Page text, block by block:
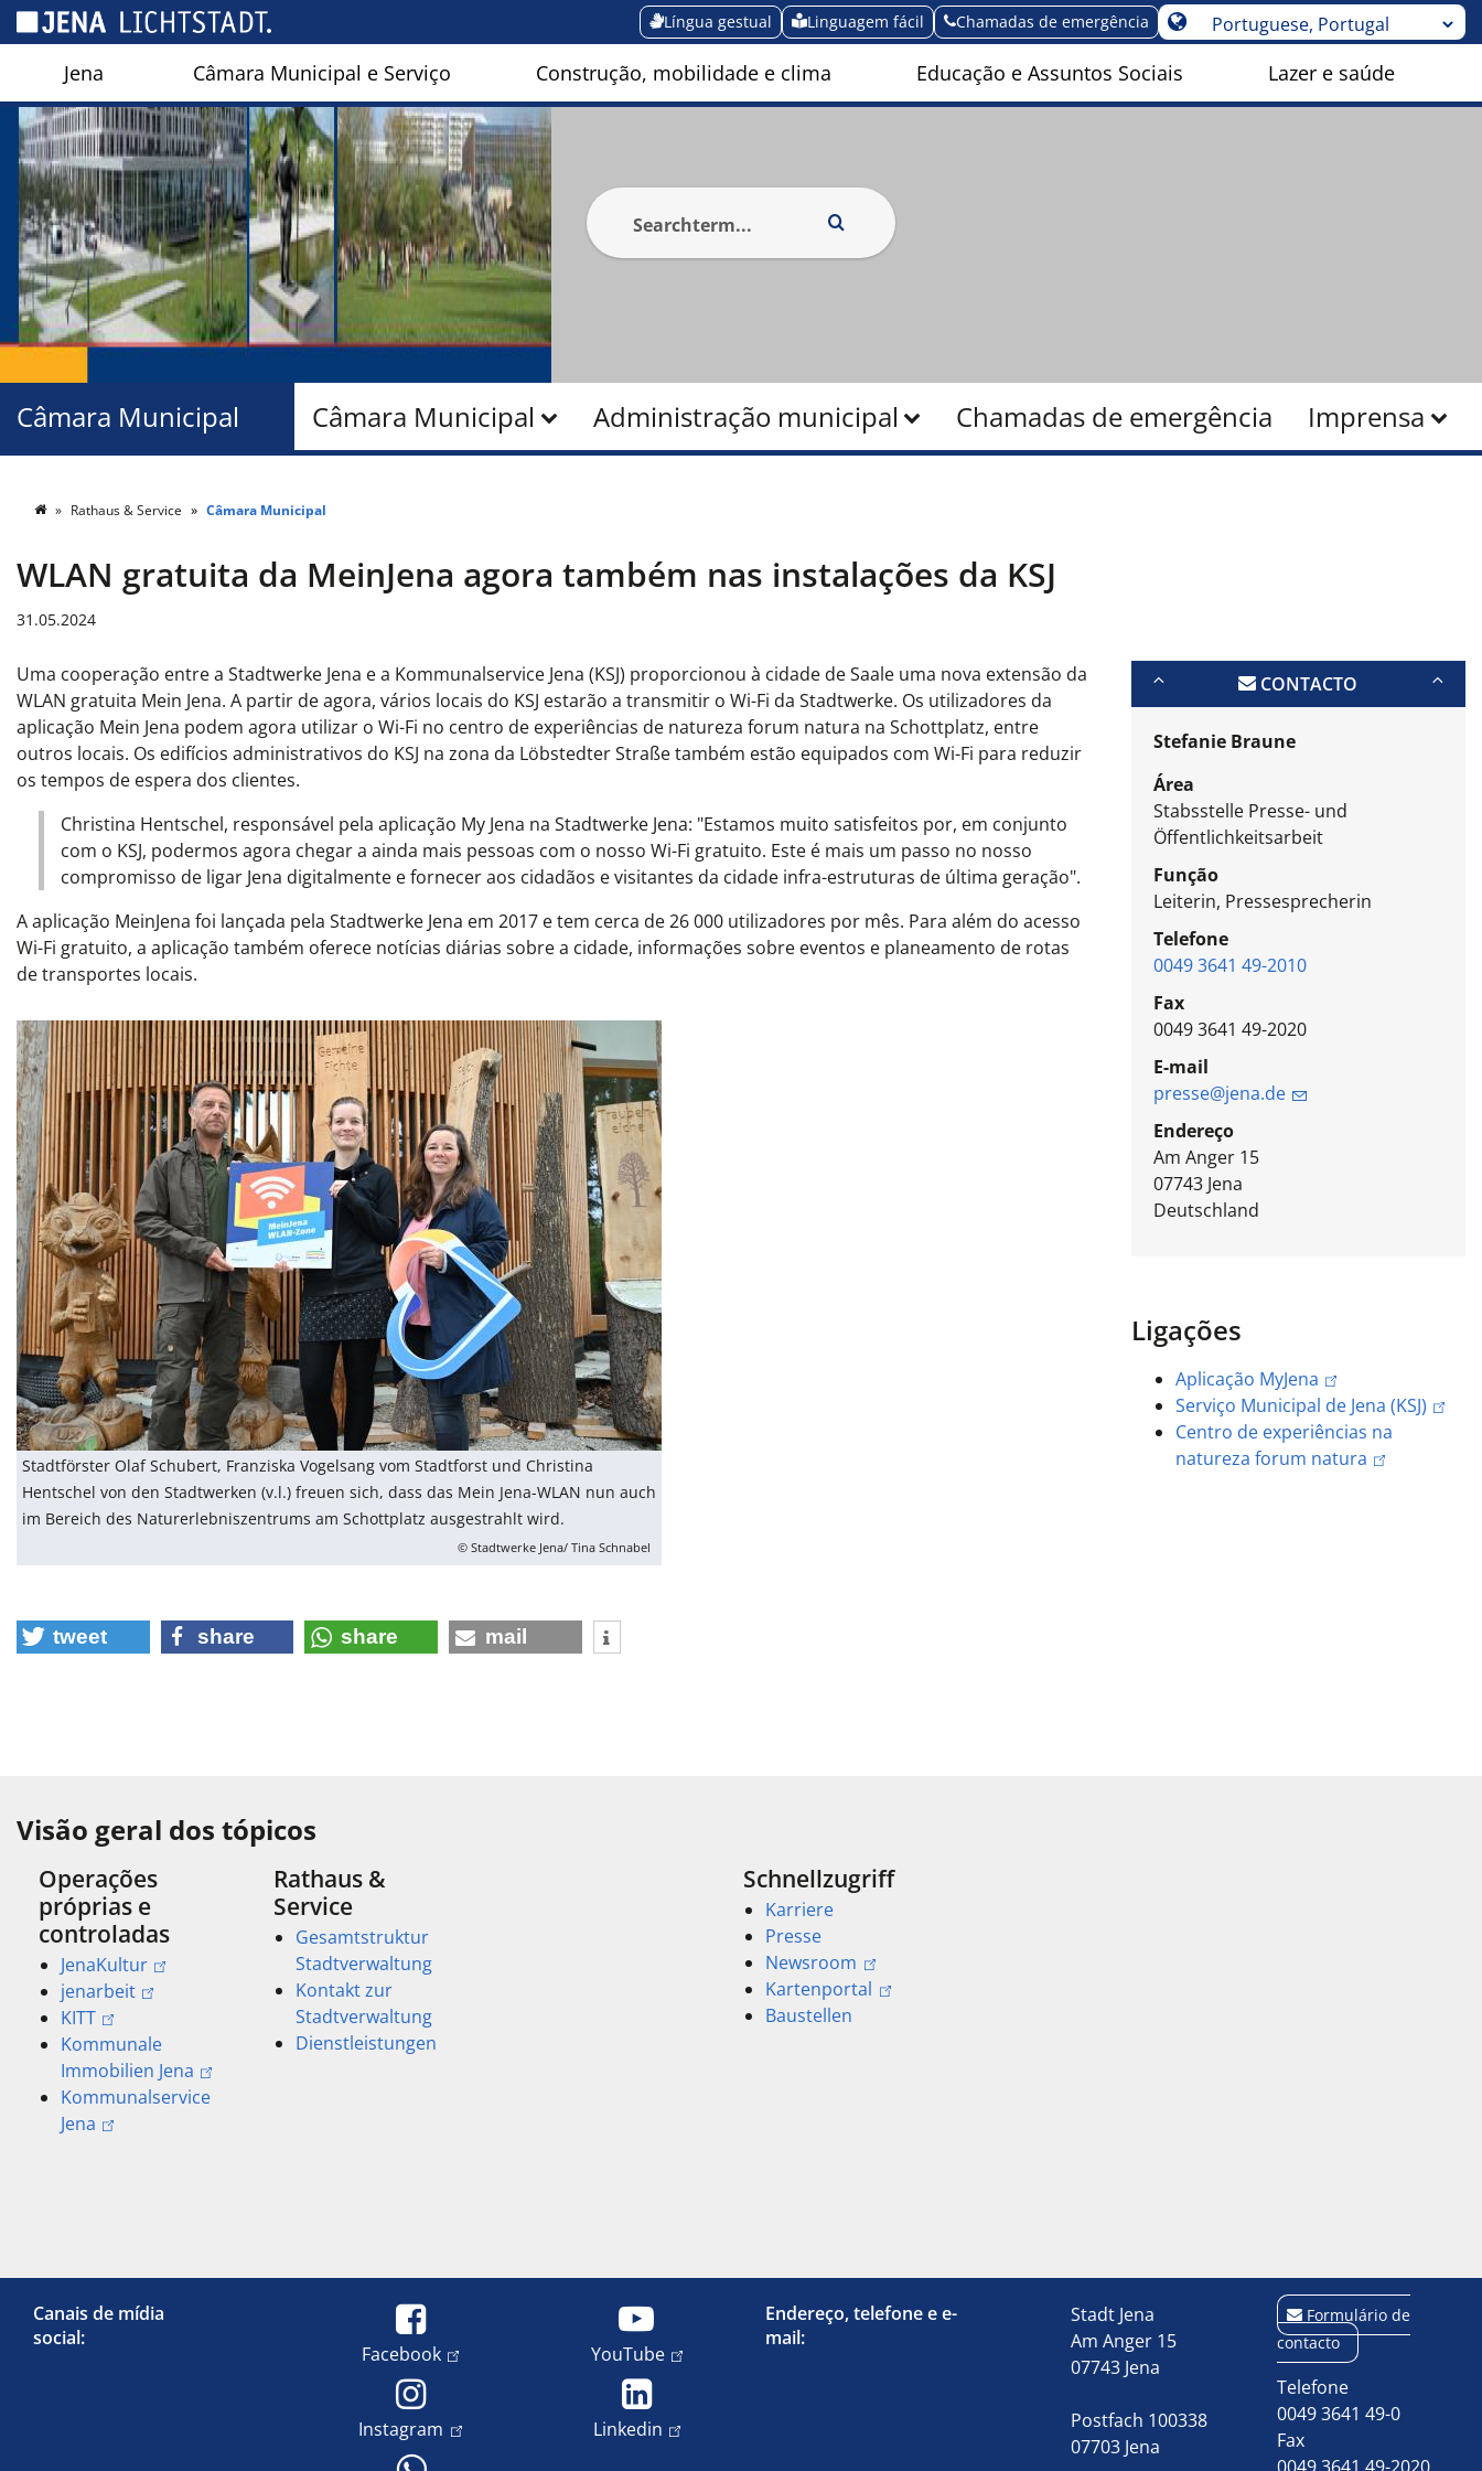
Língua gestual Linguagem fácil Chamadas de emergência
Jena Câmara Municipal e Serviço Construção, mobilidade e clima Educação e Assuntos Sociais Lazer e saúde
Câmara Municipal Administração municipal Chamadas de emergência Imprensa
Câmara Municipal
Rathaus & Service Câmara Municipal
WLAN gratuita da MeinJena agora também nas instalações da KSJ
31.05.2024
Uma cooperação entre a Stadtwerke Jena e a Kommunalservice Jena (KSJ) proporcionou à cidade de Saale uma nova extensão da
WLAN gratuita Mein Jena. A partir de agora, vários locais do KSJ estarão a transmitir o Wi-Fi da Stadtwerke. Os utilizadores da
aplicação Mein Jena podem agora utilizar o Wi-Fi no centro de experiências de natureza forum natura na Schottplatz, entre
outros locais. Os edifícios administrativos do KSJ na zona da Löbstedter Straße também estão equipados com Wi-Fi para reduzir
os tempos de espera dos clientes.
Christina Hentschel, responsável pela aplicação My Jena na Stadtwerke Jena: "Estamos muito satisfeitos por, em conjunto
com o KSJ, podermos agora chegar a ainda mais pessoas com o nosso Wi-Fi gratuito. Este é mais um passo no nosso
compromisso de ligar Jena digitalmente e fornecer aos cidadãos e visitantes da cidade infra-estruturas de última geração".
A aplicação MeinJena foi lançada pela Stadtwerke Jena em 2017 e tem cerca de 26 000 utilizadores por mês. Para além do acesso
Wi-Fi gratuito, a aplicação também oferece notícias diárias sobre a cidade, informações sobre eventos e planeamento de rotas
de transportes locais.
Stadtförster Olaf Schubert, Franziska Vogelsang vom Stadtforst und Christina
Hentschel von den Stadtwerken (v.l.) freuen sich, dass das Mein Jena-WLAN nun auch
im Bereich des Naturerlebniszentrums am Schottplatz ausgestrahlt wird.
© Stadtwerke Jena/ Tina Schnabel
CONTACTO
Stefanie Braune
Área
Stabsstelle Presse- und
Öffentlichkeitsarbeit
Função
Leiterin, Pressesprecherin
Telefone
0049 3641 49-2010
Fax
0049 3641 49-2020
E-mail
presse@jena.de
Endereço
Am Anger 15
07743 Jena
Deutschland
Ligações
Aplicação MyJena
Serviço Municipal de Jena (KSJ)
Centro de experiências na
natureza forum natura
tweet share share mail
Visão geral dos tópicos
Operações
próprias e
controladas
JenaKultur
jenarbeit
KITT
Kommunale
Immobilien Jena
Kommunalservice
Jena
Rathaus &
Service
Gesamtstruktur
Stadtverwaltung
Kontakt zur
Stadtverwaltung
Dienstleistungen
Schnellzugriff
Karriere
Presse
Newsroom
Kartenportal
Baustellen
Canais de mídia
social:
Facebook YouTube
Instagram Linkedin
Endereço, telefone e e-
mail:
Stadt Jena
Am Anger 15
07743 Jena
Postfach 100338
07703 Jena
Formulário de
contacto
Telefone
0049 3641 49-0
Fax
Cookies management panel